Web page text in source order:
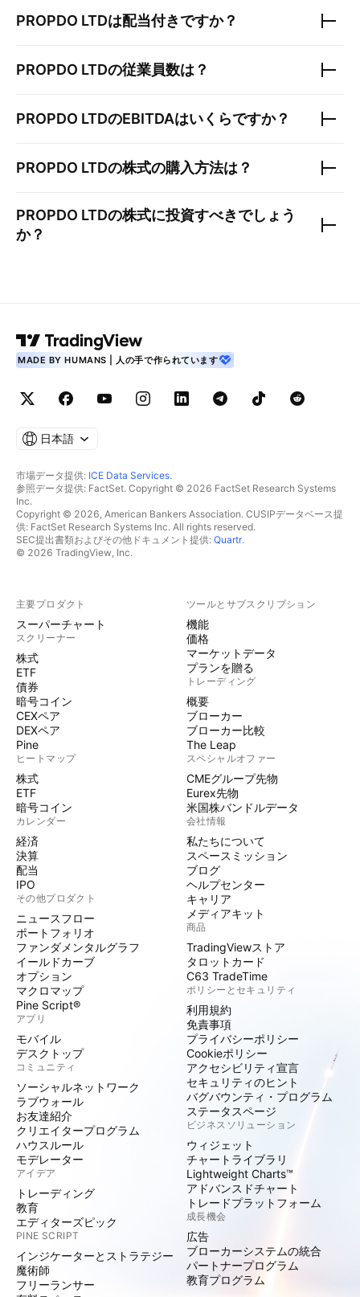
PROPDO LTDは配当付きですか？
PROPDO LTDの従業員数は？
PROPDO LTDのEBITDAはいくらですか？
PROPDO LTDの株式の購入方法は？
PROPDO LTDの株式に投資すべきでしょう
か？
MADE BY HUMANS | 人の手で作られています
日本語
市場データ提供: ICE Data Services.
参照データ提供: FactSet. Copyright © 2026 FactSet Research Systems
Inc.
Copyright © 2026, American Bankers Association. CUSIPデータベース提
供: FactSet Research Systems Inc. All rights reserved.
SEC提出書類およびその他ドキュメント提供: Quartr.
© 2026 TradingView, Inc.
主要プロダクト
スーパーチャート
スクリーナー
株式
ETF
債券
暗号コイン
CEXペア
DEXペア
Pine
ヒートマップ
株式
ETF
暗号コイン
カレンダー
経済
決算
配当
IPO
その他プロダクト
ニュースフロー
ポートフォリオ
ファンダメンタルグラフ
イールドカーブ
オプション
マクロマップ
Pine Script®
アプリ
モバイル
デスクトップ
コミュニティ
ソーシャルネットワーク
ラブウォール
お友達紹介
クリエイタープログラム
ハウスルール
モデレーター
アイデア
トレーディング
教育
エディターズピック
PINE SCRIPT
インジケーターとストラテジー
魔術師
フリーランサー
ツールとサブスクリプション
機能
価格
マーケットデータ
プランを贈る
トレーディング
概要
ブローカー
ブローカー比較
The Leap
スペシャルオファー
CMEグループ先物
Eurex先物
米国株バンドルデータ
会社情報
私たちについて
スペースミッション
ブログ
ヘルプセンター
キャリア
メディアキット
商品
TradingViewストア
タロットカード
C63 TradeTime
ポリシーとセキュリティ
利用規約
免責事項
プライバシーポリシー
Cookieポリシー
アクセシビリティ宣言
セキュリティのヒント
バグバウンティ・プログラム
ステータスページ
ビジネスソリューション
ウィジェット
チャートライブラリ
Lightweight Charts™
アドバンスドチャート
トレードプラットフォーム
成長機会
広告
ブローカーシステムの統合
パートナープログラム
教育プログラム